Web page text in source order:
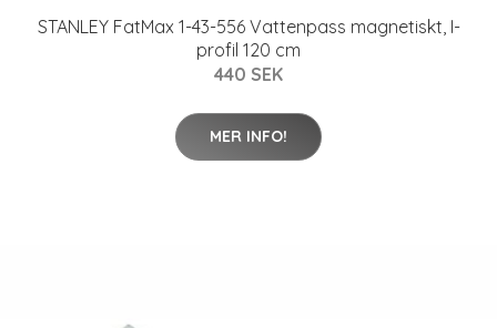
STANLEY FatMax 1-43-556 Vattenpass magnetiskt, I-
profil 120 cm
440 SEK
MER INFO!